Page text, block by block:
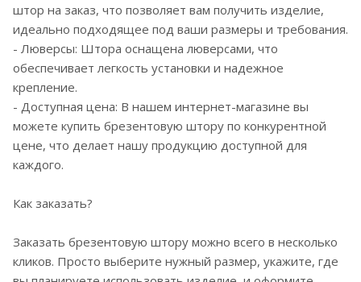
штор на заказ, что позволяет вам получить изделие,
идеально подходящее под ваши размеры и требования.
- Люверсы: Штора оснащена люверсами, что
обеспечивает легкость установки и надежное
крепление.
- Доступная цена: В нашем интернет-магазине вы
можете купить брезентовую штору по конкурентной
цене, что делает нашу продукцию доступной для
каждого.
Как заказать?
Заказать брезентовую штору можно всего в несколько
кликов. Просто выберите нужный размер, укажите, где